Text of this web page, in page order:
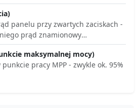
panelu przy zwartych zaciskach -
prąd znamionowy
przewodów DC.
maksymalnej mocy)
punkcie pracy MPP - zwykle ok. 95%